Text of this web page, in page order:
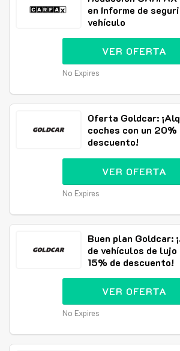
en Informe de
vehículo
VER OFERTA
No Expires
Oferta Goldcar:
coches con un 20%
descuento!
VER OFERTA
No Expires
Buen plan Goldcar:
de vehículos de lujo
15% de descuento!
VER OFERTA
No Expires